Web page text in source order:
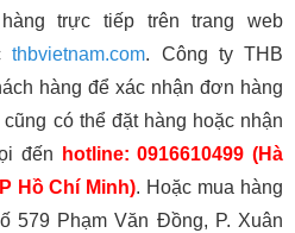
trực tiếp trên trang web
thbvietnam.com. Công ty THB
hàng để xác nhận đơn hàng
có thể đặt hàng hoặc nhận
đến
hotline: 0916610499 (Hà
Hồ Chí Minh). Hoặc mua hàng
579 Phạm Văn Đồng, P. Xuân